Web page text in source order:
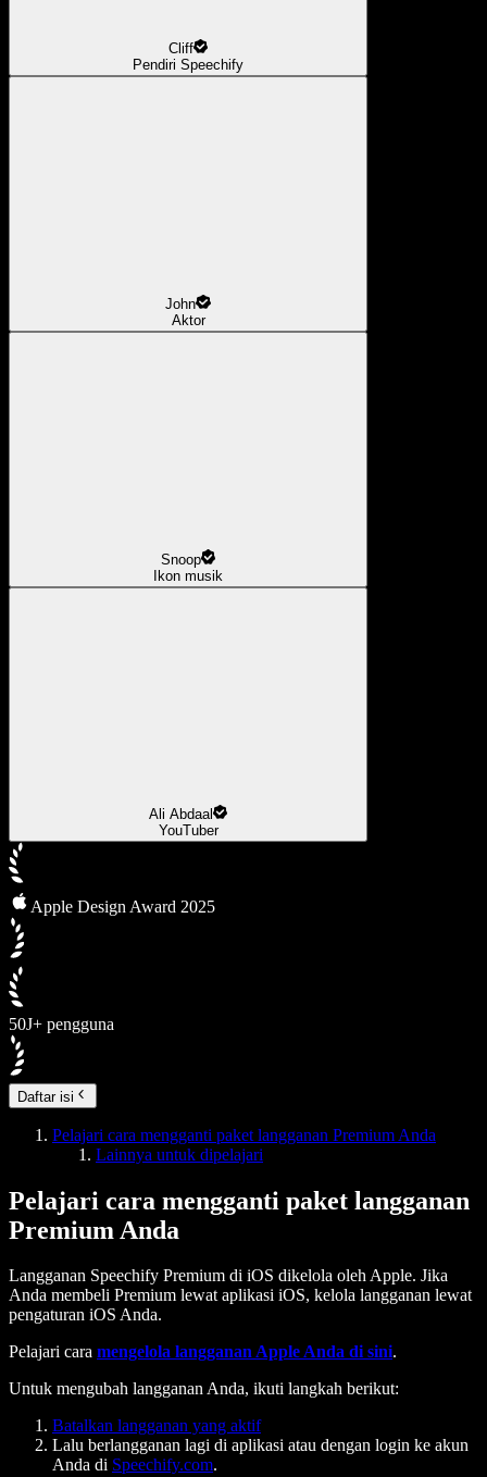
Cliff
Pendiri Speechify
John
Aktor
Snoop
Ikon musik
Ali Abdaal
YouTuber
Apple Design Award 2025
50J+ pengguna
Daftar isi
Pelajari cara mengganti paket langganan Premium Anda
Lainnya untuk dipelajari
Pelajari cara mengganti paket langganan
Premium Anda
Langganan Speechify Premium di iOS dikelola oleh Apple. Jika
Anda membeli Premium lewat aplikasi iOS, kelola langganan lewat
pengaturan iOS Anda.
Pelajari cara mengelola langganan Apple Anda di sini.
Untuk mengubah langganan Anda, ikuti langkah berikut:
Batalkan langganan yang aktif
Lalu berlangganan lagi di aplikasi atau dengan login ke akun
Anda di Speechify.com.